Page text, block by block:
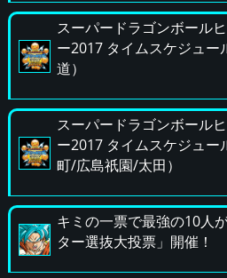
スーパードラゴンボール
ー2017 タイムスケジュー
道）
スーパードラゴンボール
ー2017 タイムスケジュ
町/広島祇園/太田）
キミの一票で最強の10人
ター選抜大投票」開催！